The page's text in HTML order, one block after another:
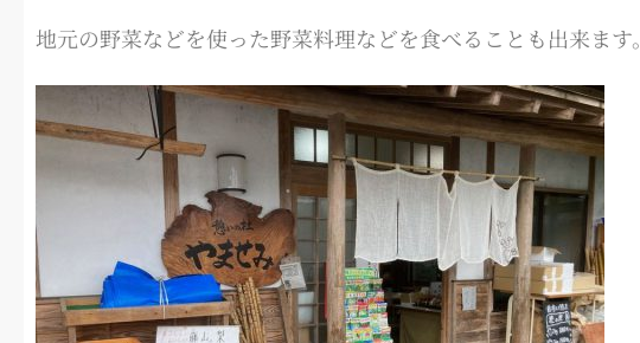
地元の野菜などを使った野菜料理などを食べることも出来ます。